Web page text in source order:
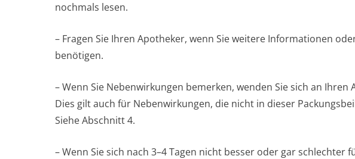
nochmals lesen.
– Fragen Sie Ihren Apotheker, wenn Sie weitere Informationen
benötigen.
– Wenn Sie Nebenwirkungen bemerken, wenden Sie sich an Ihren
Dies gilt auch für Nebenwirkungen, die nicht in dieser
Siehe Abschnitt 4.
– Wenn Sie sich nach 3–4 Tagen nicht besser oder gar schlechter